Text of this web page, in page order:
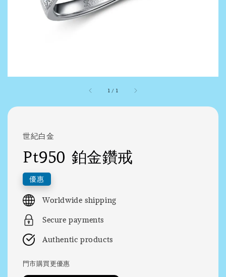
1 / 1
世紀白金
Pt950 鉑金鑽戒
優惠
Worldwide shipping
Secure payments
Authentic products
門市購買更優惠